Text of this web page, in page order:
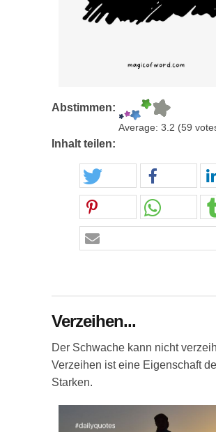
Abstimmen:
Average: 3.2 (59
Inhalt teilen:
Verzeihen...
Der Schwache kann nicht
Verzeihen ist eine Eigenschaft
Starken.